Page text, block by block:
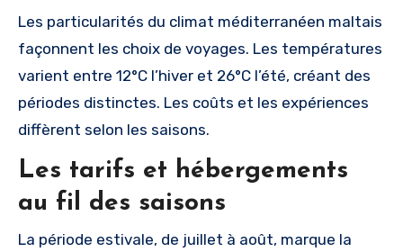
Les particularités du climat méditerranéen maltais
façonnent les choix de voyages. Les températures
varient entre 12°C l’hiver et 26°C l’été, créant des
périodes distinctes. Les coûts et les expériences
diffèrent selon les saisons.
Les tarifs et hébergements
au fil des saisons
La période estivale, de juillet à août, marque la